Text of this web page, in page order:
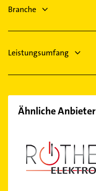
Mockrehna
Maler
Physikalische Therapie
Branche
Leistungsumfang
Ähnliche Anbieter